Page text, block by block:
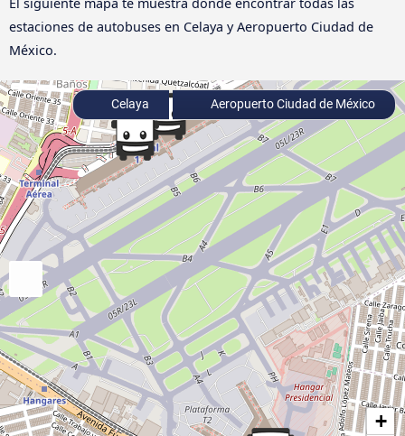
estaciones de autobuses en Celaya y Aeropuerto Ciudad de
México.
+
Celaya Aeropuerto Ciudad de México